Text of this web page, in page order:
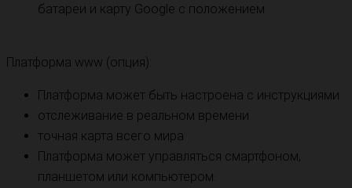
батареи и карту Google с положением
Платформа www (опция):
Платформа может быть настроена с инструкциями
отслеживание в реальном времени
точная карта всего мира
Платформа может управляться смартфоном,
планшетом или компьютером.